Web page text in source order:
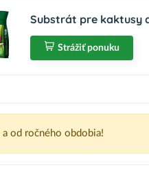
Substrát pre kaktusy
Strážiť ponuku
od ročného obdobia!